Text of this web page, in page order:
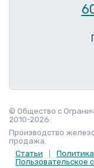
© Общество с
2010-2026
Производство
продажа.
Статьи
Пользовательское